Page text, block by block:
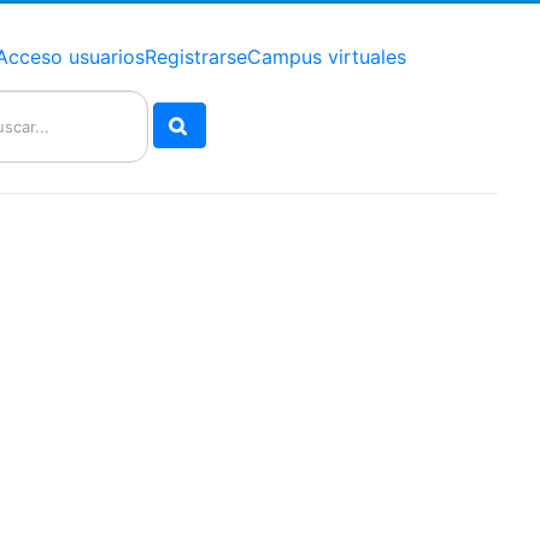
usuariosRegistrarseCampus virtuales